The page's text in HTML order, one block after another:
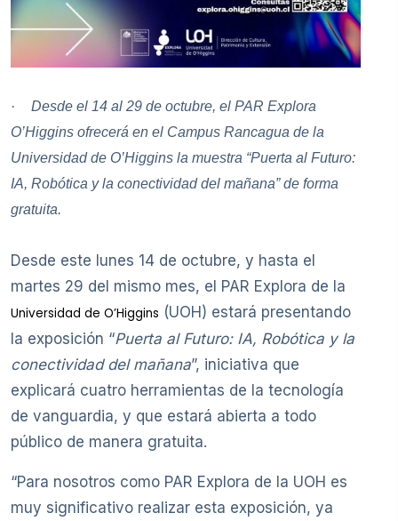
·
Desde el 14 al 29 de octubre, el PAR Explora
O’Higgins ofrecerá en el Campus Rancagua de la
Universidad de O’Higgins la muestra “Puerta al Futuro:
IA, Robótica y la conectividad del mañana” de forma
gratuita.
Desde este lunes 14 de octubre, y hasta el
martes 29 del mismo mes, el PAR Explora de la
Universidad de O’Higgins (UOH) estará presentando
la exposición “Puerta al Futuro: IA, Robótica y la
conectividad del mañana”, iniciativa que
explicará cuatro herramientas de la tecnología
de vanguardia, y que estará abierta a todo
público de manera gratuita.
“Para nosotros como PAR Explora de la UOH es
muy significativo realizar esta exposición, ya